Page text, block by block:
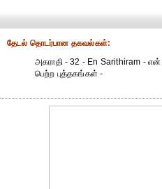
தேட‌ல் தொட‌ர்பான தகவ‌ல்க‌ள்:
அகராதி - 32 - En Sarithiram - என்
பெற்ற புத்தகங்கள் -